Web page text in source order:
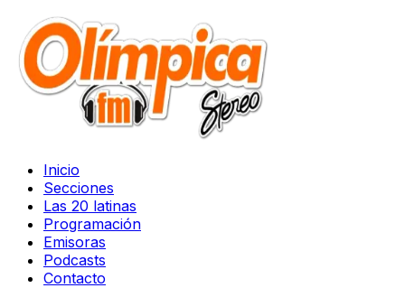
Inicio
Secciones
Las 20 latinas
Programación
Emisoras
Podcasts
Contacto